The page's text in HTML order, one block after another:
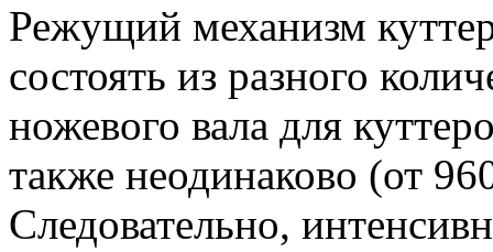
Режущий механизм
состоять из разного
ножевого вала для
также неодинаково (от
Следовательно,